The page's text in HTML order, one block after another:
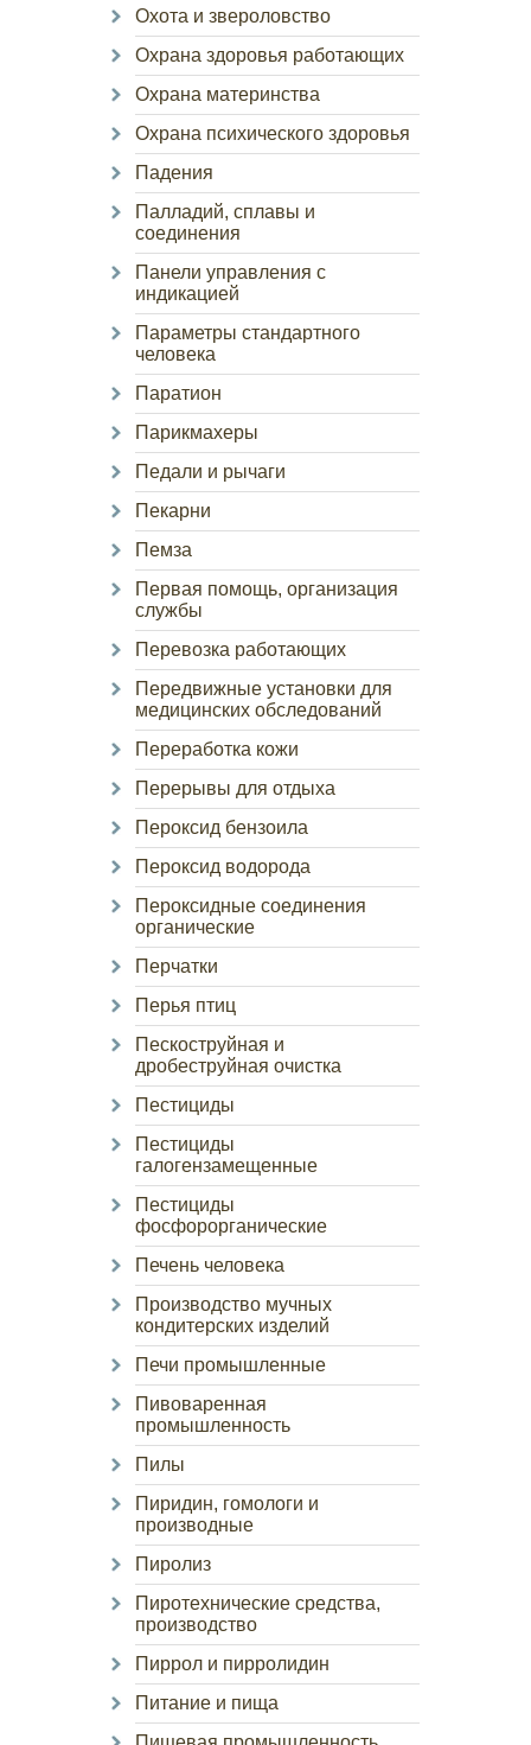
Охота и звероловство
Охрана здоровья работающих
Охрана материнства
Охрана психического здоровья
Падения
Палладий, сплавы и
соединения
Панели управления с
индикацией
Параметры стандартного
человека
Паратион
Парикмахеры
Педали и рычаги
Пекарни
Пемза
Первая помощь, организация
службы
Перевозка работающих
Передвижные установки для
медицинских обследований
Переработка кожи
Перерывы для отдыха
Пероксид бензоила
Пероксид водорода
Пероксидные соединения
органические
Перчатки
Перья птиц
Пескоструйная и
дробеструйная очистка
Пестициды
Пестициды
галогензамещенные
Пестициды
фосфорорганические
Печень человека
Производство мучных
кондитерских изделий
Печи промышленные
Пивоваренная
промышленность
Пилы
Пиридин, гомологи и
производные
Пиролиз
Пиротехнические средства,
производство
Пиррол и пирролидин
Питание и пища